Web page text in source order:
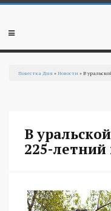
Перейти к основному
Мобильное
Повестка Дня »Новости » В
В
225-